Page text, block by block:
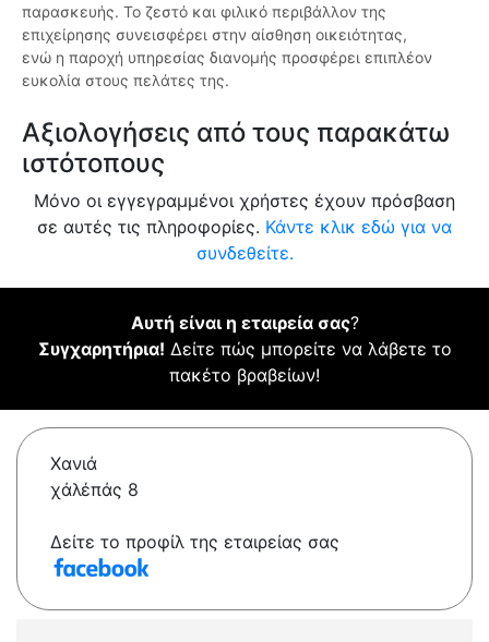
παρασκευής. Το ζεστό και φιλικό περιβάλλον της
επιχείρησης συνεισφέρει στην αίσθηση οικειότητας,
ενώ η παροχή υπηρεσίας διανομής προσφέρει επιπλέον
ευκολία στους πελάτες της.
Αξιολογήσεις από τους παρακάτω
ιστότοπους
Μόνο οι εγγεγραμμένοι χρήστες έχουν πρόσβαση
σε αυτές τις πληροφορίες. Κάντε κλικ εδώ για να
συνδεθείτε.
Αυτή είναι η εταιρεία σας?
Συγχαρητήρια! Δείτε πώς μπορείτε να λάβετε το
πακέτο βραβείων!
Χανιά
χάλέπάς 8
Δείτε το προφίλ της εταιρείας σας